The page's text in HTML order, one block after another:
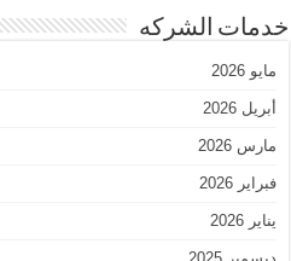
خدمات الشركه
مايو 2026
أبريل 2026
مارس 2026
فبراير 2026
يناير 2026